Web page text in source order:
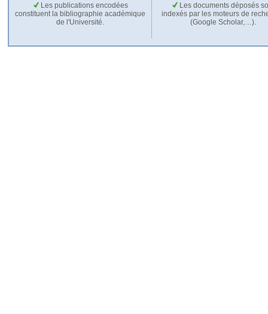
Les publications encodées
constituent la bibliographie académique
de l'Université.
Les documents déposés
indexés par les moteurs de
(Google Scholar,…).